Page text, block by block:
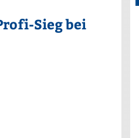
Sieg bei